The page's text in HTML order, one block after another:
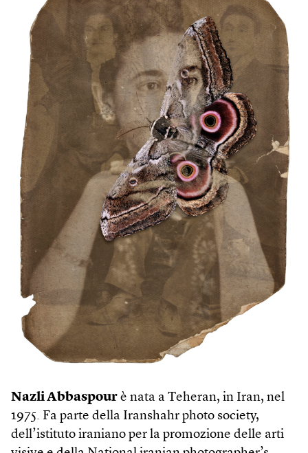
Nazli Abbaspour è nata a Teheran, in Iran, nel
1975. Fa parte della Iranshahr photo society,
dell’istituto iraniano per la promozione delle arti